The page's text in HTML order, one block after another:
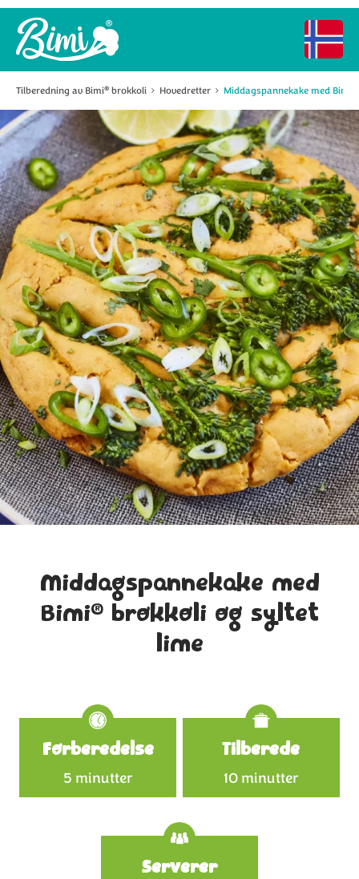
Tilberedning av Bimi® brokkoli Hovedretter Middagspannekake med Bimi
Middagspannekake med
Bimi®brokkoli og syltet
lime
Specifications
Forberedelse
5 minutter
Tilberede
10 minutter
Serverer